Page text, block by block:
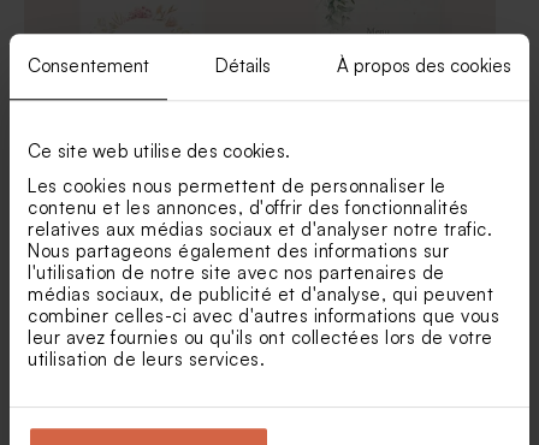
Consentement Détails À propos des cookies
Ce site web utilise des cookies.
Les cookies nous permettent de personnaliser le
contenu et les annonces, d'offrir des fonctionnalités
relatives aux médias sociaux et d'analyser notre trafic.
Nous partageons également des informations sur
l'utilisation de notre site avec nos partenaires de
médias sociaux, de publicité et d'analyse, qui peuvent
combiner celles-ci avec d'autres informations que vous
leur avez fournies ou qu'ils ont collectées lors de votre
utilisation de leurs services.
Livret de messe mariage
fougère sauvage
Marque place mariage
végétal
Menu mariage bouquet floral
rose et blanc
Menu mariage thème
champêtre